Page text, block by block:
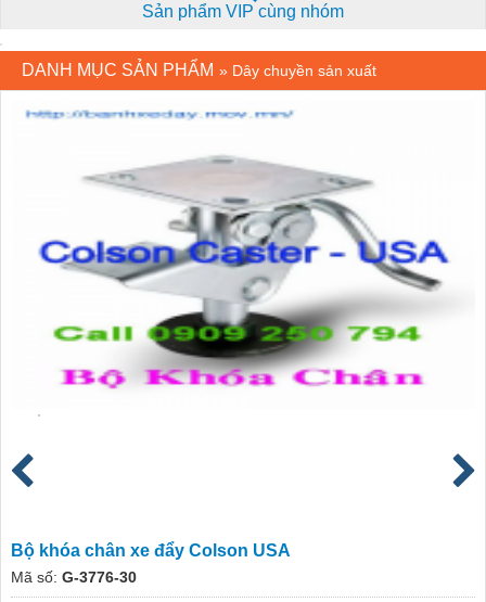
Sản phẩm VIP cùng nhóm
DANH MỤC SẢN PHẨM » Dây chuyền sản xuất
Bộ khóa chân xe đẩy Colson USA
Mã số: G-3776-30